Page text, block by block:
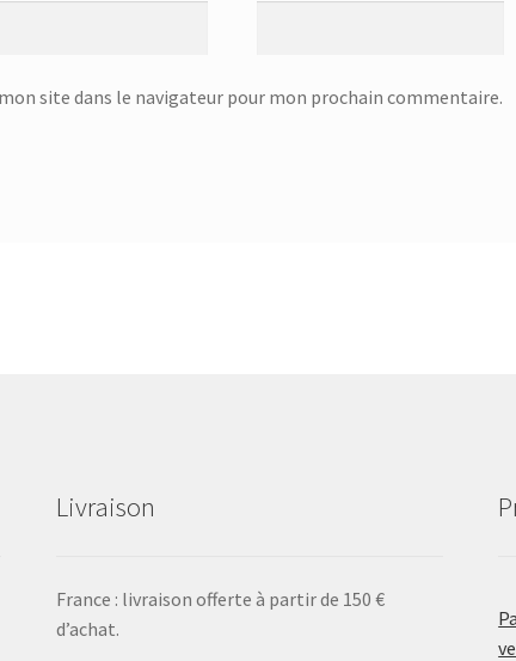
site dans le navigateur pour mon prochain commentaire.
Livraison
France : livraison offerte à partir de 150 €
d’achat.